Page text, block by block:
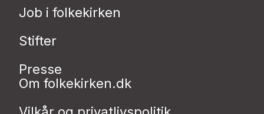
Job i folkekirken
Stifter
Presse
Om folkekirken.dk